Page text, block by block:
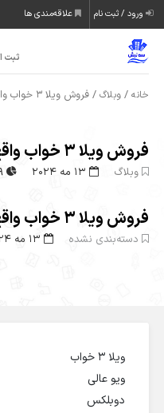
ورود / ثبت نام علاقه‌مندی ها
ثبت
خانه /وبلاگ / فروش ویلا ۳ خواب واقع در تنکابن دوهزار
فروش ویلا ۳ خواب واقع در تنکابن دوهزار
وبلاگ 169 بازدید
فروش ویلا ۳ خواب واقع در تنکابن دوهزار
دسته‌بندی نشده
ویلا ۳ خواب
ویو عالی
دوبلکس